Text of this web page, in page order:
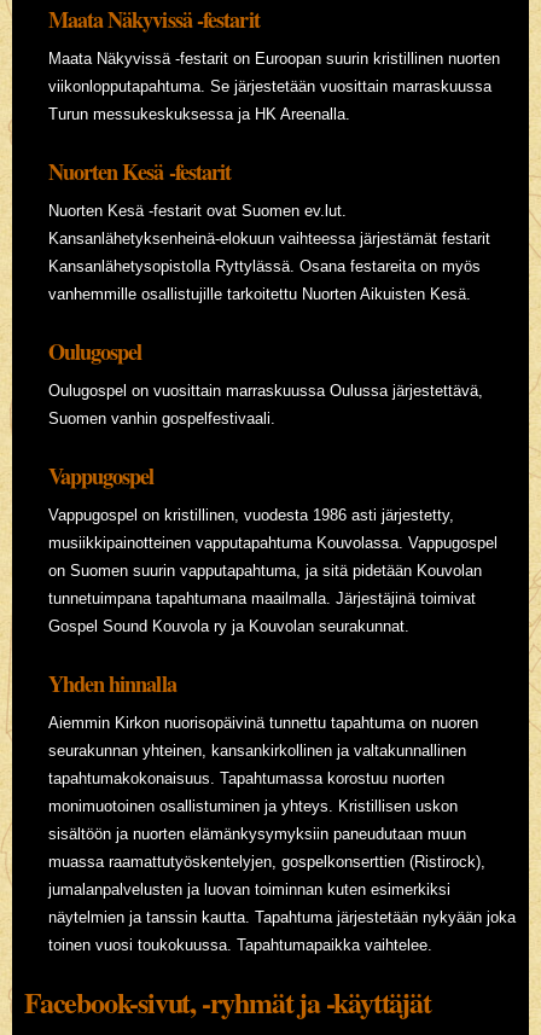
Maata Näkyvissä -festarit
Maata Näkyvissä -festarit on Euroopan suurin kristillinen nuorten
viikonlopputapahtuma. Se järjestetään vuosittain marraskuussa
Turun messukeskuksessa ja HK Areenalla.
Nuorten Kesä -festarit
Nuorten Kesä -festarit ovat Suomen ev.lut.
Kansanlähetyksenheinä-elokuun vaihteessa järjestämät festarit
Kansanlähetysopistolla Ryttylässä. Osana festareita on myös
vanhemmille osallistujille tarkoitettu Nuorten Aikuisten Kesä.
Oulugospel
Oulugospel on vuosittain marraskuussa Oulussa järjestettävä,
Suomen vanhin gospelfestivaali.
Vappugospel
Vappugospel on kristillinen, vuodesta 1986 asti järjestetty,
musiikkipainotteinen vapputapahtuma Kouvolassa. Vappugospel
on Suomen suurin vapputapahtuma, ja sitä pidetään Kouvolan
tunnetuimpana tapahtumana maailmalla. Järjestäjinä toimivat
Gospel Sound Kouvola ry ja Kouvolan seurakunnat.
Yhden hinnalla
Aiemmin Kirkon nuorisopäivinä tunnettu tapahtuma on nuoren
seurakunnan yhteinen, kansankirkollinen ja valtakunnallinen
tapahtumakokonaisuus. Tapahtumassa korostuu nuorten
monimuotoinen osallistuminen ja yhteys. Kristillisen uskon
sisältöön ja nuorten elämänkysymyksiin paneudutaan muun
muassa raamattutyöskentelyjen, gospelkonserttien (Ristirock),
jumalanpalvelusten ja luovan toiminnan kuten esimerkiksi
näytelmien ja tanssin kautta. Tapahtuma järjestetään nykyään joka
toinen vuosi toukokuussa. Tapahtumapaikka vaihtelee.
Facebook-sivut, -ryhmät ja -käyttäjät